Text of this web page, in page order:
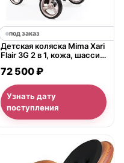
под заказ
Детская коляска Mima Xari
Flair 3G 2 в 1, кожа, шасси
72 500 ₽
Узнать дату
поступления